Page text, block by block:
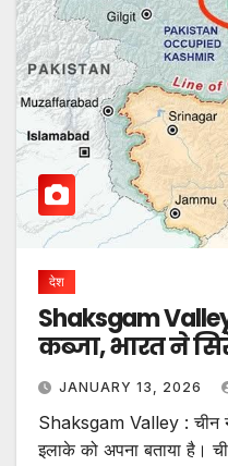
देश
Shaksgam
कब्जा, भारत ने
JANUARY 13, 2026
Shaksgam Valley : चीन
इलाके को अपना बताया है।